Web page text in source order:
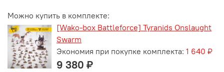
Можно купить в комплекте:
[Wako-box Battleforce] Tyranids Onslaught
Swarm
Экономия при покупке комплекта: 1 640 ₽
9 380 ₽